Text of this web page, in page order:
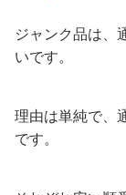
ジャンク品は、
いです。
理由は単純で、
です。